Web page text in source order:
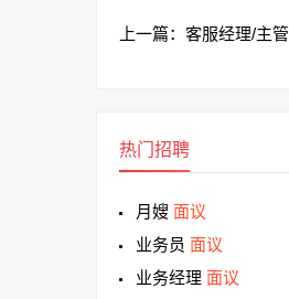
上一篇： 客服经理/主管
热门招聘
月嫂 面议
业务员 面议
业务经理 面议